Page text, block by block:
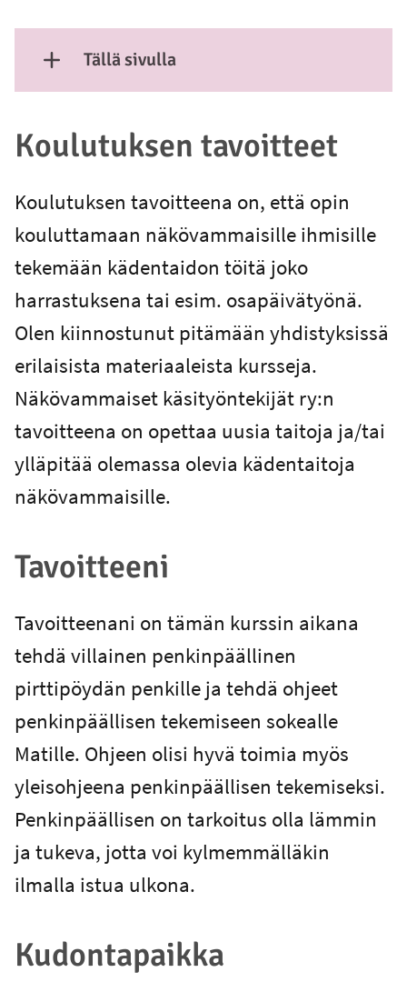
Tällä sivulla
Näytä sisältö
Koulutuksen tavoitteet
Koulutuksen tavoitteena on, että opin
kouluttamaan näkövammaisille ihmisille
tekemään kädentaidon töitä joko
harrastuksena tai esim. osapäivätyönä.
Olen kiinnostunut pitämään yhdistyksissä
erilaisista materiaaleista kursseja.
Näkövammaiset käsityöntekijät ry:n
tavoitteena on opettaa uusia taitoja ja/tai
ylläpitää olemassa olevia kädentaitoja
näkövammaisille.
Tavoitteeni
Tavoitteenani on tämän kurssin aikana
tehdä villainen penkinpäällinen
pirttipöydän penkille ja tehdä ohjeet
penkinpäällisen tekemiseen sokealle
Matille. Ohjeen olisi hyvä toimia myös
yleisohjeena penkinpäällisen tekemiseksi.
Penkinpäällisen on tarkoitus olla lämmin
ja tukeva, jotta voi kylmemmälläkin
ilmalla istua ulkona.
Kudontapaikka